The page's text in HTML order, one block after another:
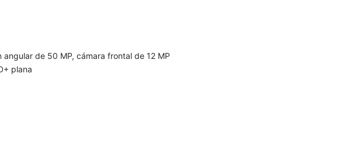
de 50 MP, cámara frontal de 12 MP
plana